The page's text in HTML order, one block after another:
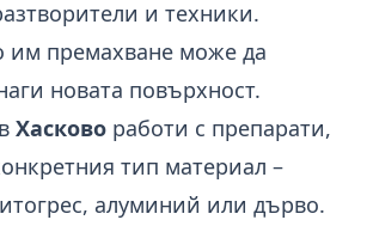
и техники.
им премахване може да
новата повърхност.
Хасково работи с препарати,
тип материал –
алуминий или дърво.